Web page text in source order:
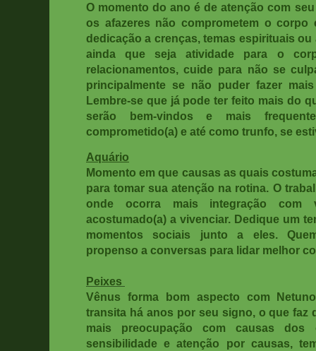
O momento do ano é de atenção com
os afazeres não comprometem o corpo
dedicação a crenças, temas espirituais
ainda que seja atividade para o
relacionamentos, cuide para não se
principalmente se não puder fazer
Lembre-se que já pode ter feito mais do
serão bem-vindos e mais
comprometido(a) e até como trunfo, se
Aquário
Momento em que causas as quais
para tomar sua atenção na rotina. O
onde ocorra mais integração
acostumado(a) a vivenciar. Dedique um
momentos sociais junto a eles.
propenso a conversas para lidar melhor
Peixes
Vênus forma bom aspecto com
transita há anos por seu signo, o que faz
mais preocupação com causas dos
sensibilidade e atenção por causas,